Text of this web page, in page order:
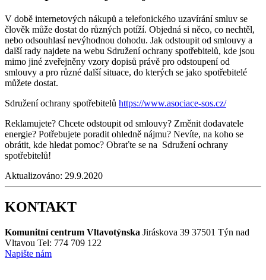
V době internetových nákupů a telefonického uzavírání smluv se
člověk může dostat do různých potíží. Objedná si něco, co nechtěl,
nebo odsouhlasí nevýhodnou dohodu. Jak odstoupit od smlouvy a
další rady najdete na webu Sdružení ochrany spotřebitelů, kde jsou
mimo jiné zveřejněny vzory dopisů právě pro odstoupení od
smlouvy a pro různé další situace, do kterých se jako spotřebitelé
můžete dostat.
Sdružení ochrany spotřebitelů https://www.asociace-sos.cz/
Reklamujete? Chcete odstoupit od smlouvy? Změnit dodavatele
energie? Potřebujete poradit ohledně nájmu? Nevíte, na koho se
obrátit, kde hledat pomoc? Obraťte se na Sdružení ochrany
spotřebitelů!
Aktualizováno: 29.9.2020
KONTAKT
Komunitní centrum Vltavotýnska Jiráskova 39 37501 Týn nad
Vltavou Tel: 774 709 122
Napište nám